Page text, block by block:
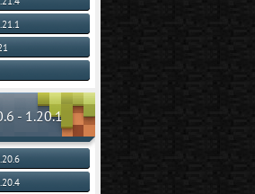
- 1.20.1